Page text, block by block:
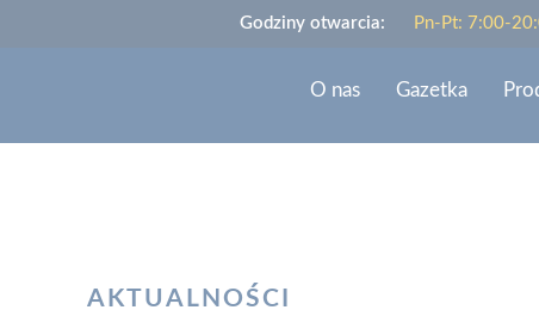
Godziny otwarcia: Pn-Pt: 7:00-
O nas Gazetka
AKTUALNOŚCI